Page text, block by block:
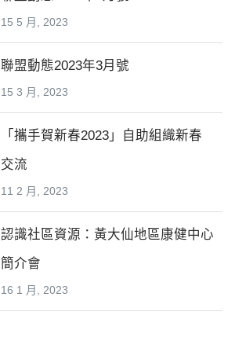
15 5 月, 2023
聯盟動態2023年3月號
15 3 月, 2023
「攜手賀新春2023」自助組織新春
交流
11 2 月, 2023
認識社區資源：黃大仙地區康健中心
簡介會
16 1 月, 2023